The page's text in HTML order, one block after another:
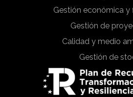
Gestión económica y
Gestión de
Calidad y medio
Gestión de